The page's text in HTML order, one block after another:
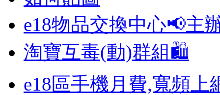
e18物品交換中心📢主
淘寶互毒(動)群組🛍️
e18區手機月費,寬頻上